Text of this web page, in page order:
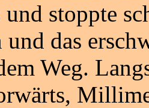
und stoppte
und das
Weg.